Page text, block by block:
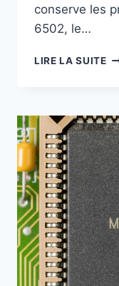
conserve les
6502, le…
LIRE LA SUITE